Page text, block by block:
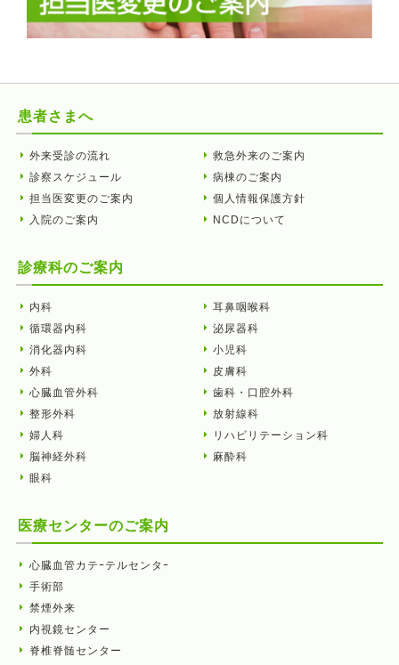
患者さまへ
外来受診の流れ
診察スケジュール
担当医変更のご案内
入院のご案内
救急外来のご案内
病棟のご案内
個人情報保護方針
NCDについて
診療科のご案内
内科
循環器内科
消化器内科
外科
心臓血管外科
整形外科
婦人科
脳神経外科
眼科
耳鼻咽喉科
泌尿器科
小児科
皮膚科
歯科・口腔外科
放射線科
リハビリテーション科
麻酔科
医療センターのご案内
心臓血管カテｰテルセンタｰ
手術部
禁煙外来
内視鏡センター
脊椎脊髄センター